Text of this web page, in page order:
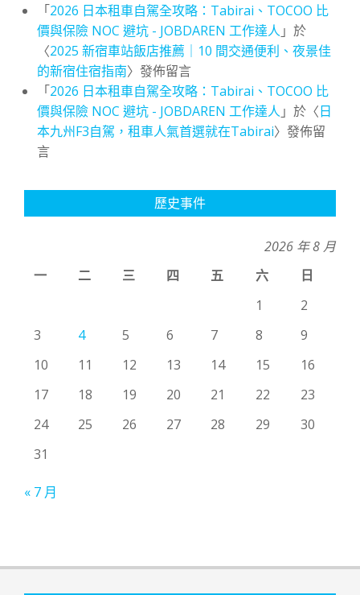
「2026 日本租車自駕全攻略：Tabirai、TOCOO 比
價與保險 NOC 避坑 - JOBDAREN 工作達人 」於
〈2025 新宿車站飯店推薦｜10 間交通便利、夜景佳
的新宿住宿指南〉發佈留言
「2026 日本租車自駕全攻略：Tabirai、TOCOO 比
價與保險 NOC 避坑 - JOBDAREN 工作達人 」於〈日
本九州F3自駕，租車人氣首選就在Tabirai〉發佈留
言
歷史事件
2026 年 8 月
一
二 三 四 五 六
日
1
2
3
4 5 6 7 8
9
10
11 12 13 14 15
16
17
18 19 20 21 22
23
24
25 26 27 28 29
30
31
« 7 月